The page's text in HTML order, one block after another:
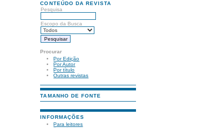
CONTEÚDO DA REVISTA
Pesquisa
Escopo da Busca
Procurar
Por Edição
Por Autor
Por título
Outras revistas
TAMANHO DE FONTE
INFORMAÇÕES
Para leitores